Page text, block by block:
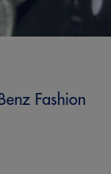
Fashion